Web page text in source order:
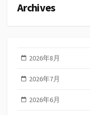
Archives
2026年8月
2026年7月
2026年6月